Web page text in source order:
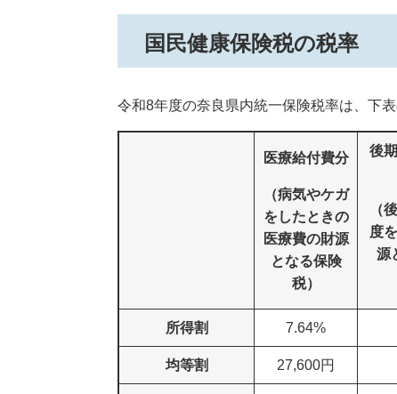
国民健康保険税の税率
令和8年度の奈良県内統一保険税率は、下表
医療給付費分
（病気やケガ
をしたときの
医療費の財源
となる保険
税）
後
（
度
源
所得割 7.64%
均等割 27,600円